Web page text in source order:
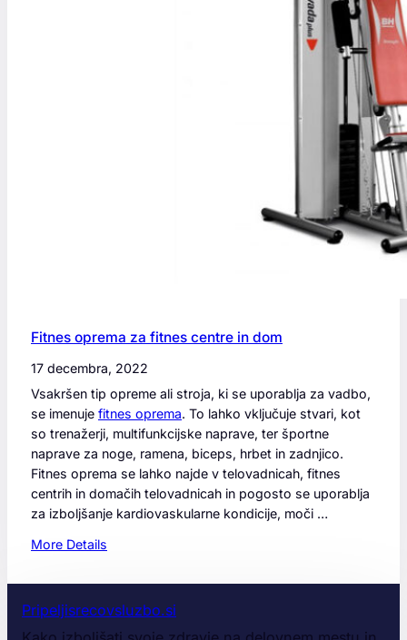
Fitnes oprema za fitnes centre in dom
17 decembra, 2022
Vsakršen tip opreme ali stroja, ki se uporablja za vadbo,
se imenuje fitnes oprema. To lahko vključuje stvari, kot
so trenažerji, multifunkcijske naprave, ter športne
naprave za noge, ramena, biceps, hrbet in zadnjico.
Fitnes oprema se lahko najde v telovadnicah, fitnes
centrih in domačih telovadnicah in pogosto se uporablja
za izboljšanje kardiovaskularne kondicije, moči …
More Details
i
Pripeljisrecovsluzbo.si